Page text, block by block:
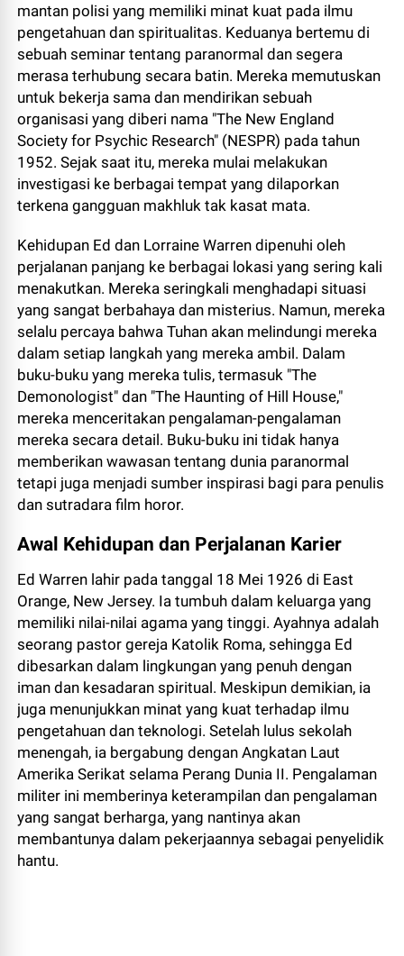
mantan polisi yang memiliki minat kuat pada ilmu
pengetahuan dan spiritualitas. Keduanya bertemu di
sebuah seminar tentang paranormal dan segera
merasa terhubung secara batin. Mereka memutuskan
untuk bekerja sama dan mendirikan sebuah
organisasi yang diberi nama "The New England
Society for Psychic Research" (NESPR) pada tahun
1952. Sejak saat itu, mereka mulai melakukan
investigasi ke berbagai tempat yang dilaporkan
terkena gangguan makhluk tak kasat mata.
Kehidupan Ed dan Lorraine Warren dipenuhi oleh
perjalanan panjang ke berbagai lokasi yang sering kali
menakutkan. Mereka seringkali menghadapi situasi
yang sangat berbahaya dan misterius. Namun, mereka
selalu percaya bahwa Tuhan akan melindungi mereka
dalam setiap langkah yang mereka ambil. Dalam
buku-buku yang mereka tulis, termasuk "The
Demonologist" dan "The Haunting of Hill House,"
mereka menceritakan pengalaman-pengalaman
mereka secara detail. Buku-buku ini tidak hanya
memberikan wawasan tentang dunia paranormal
tetapi juga menjadi sumber inspirasi bagi para penulis
dan sutradara film horor.
Awal Kehidupan dan Perjalanan Karier
Ed Warren lahir pada tanggal 18 Mei 1926 di East
Orange, New Jersey. Ia tumbuh dalam keluarga yang
memiliki nilai-nilai agama yang tinggi. Ayahnya adalah
seorang pastor gereja Katolik Roma, sehingga Ed
dibesarkan dalam lingkungan yang penuh dengan
iman dan kesadaran spiritual. Meskipun demikian, ia
juga menunjukkan minat yang kuat terhadap ilmu
pengetahuan dan teknologi. Setelah lulus sekolah
menengah, ia bergabung dengan Angkatan Laut
Amerika Serikat selama Perang Dunia II. Pengalaman
militer ini memberinya keterampilan dan pengalaman
yang sangat berharga, yang nantinya akan
membantunya dalam pekerjaannya sebagai penyelidik
hantu.